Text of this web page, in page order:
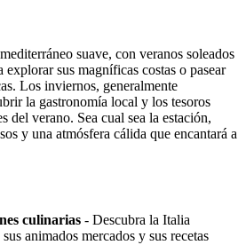
suave, con veranos soleados
explorar sus magníficas costas o pasear
Los inviernos, generalmente
la gastronomía local y los tesoros
del verano. Sea cual sea la estación,
y una atmósfera cálida que encantará a
culinarias - Descubra la Italia
animados mercados y sus recetas